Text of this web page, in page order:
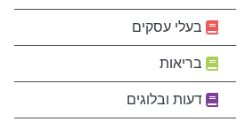
בעלי עסקים
בריאות
דעות ובלוגים